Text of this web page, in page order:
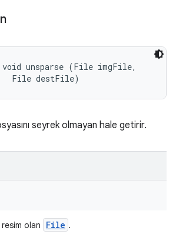
unsparse (File imgFile,
File destFile)
seyrek olmayan hale getirir.
olan File .